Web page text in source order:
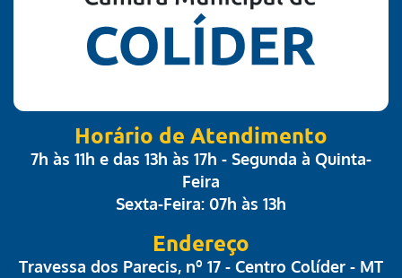
Horário de Atendimento
7h às 11h e das 13h às 17h - Segunda à Quinta-
Feira
Sexta-Feira: 07h às 13h
Endereço
Travessa dos Parecis, nº 17 - Centro Colíder - MT